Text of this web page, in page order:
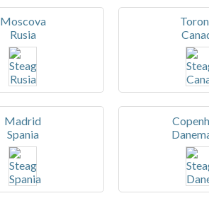
Moscova
Rusia
Madrid
Spania